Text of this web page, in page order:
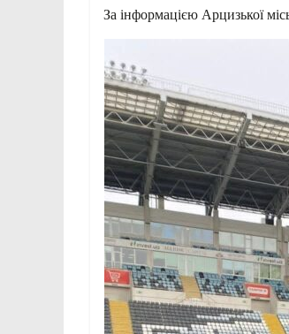
За інформацією Арцизької